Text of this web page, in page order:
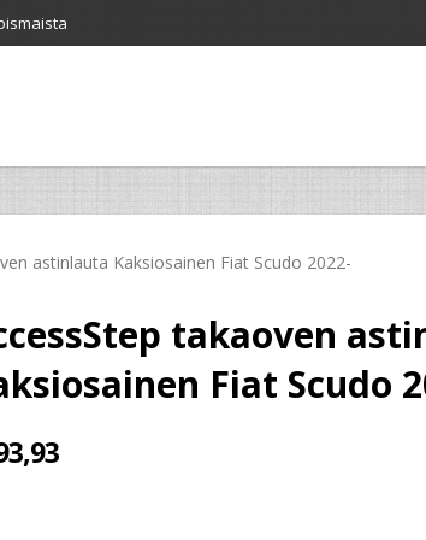
astinlauta Kaksiosainen Fiat Scudo 2022-
takaoven
Fiat Scudo